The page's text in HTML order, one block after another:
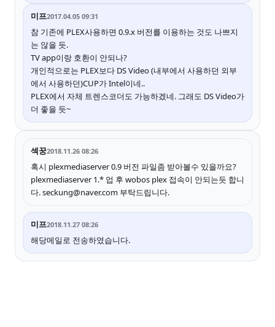
미프2017.04.05 09:31
참 기존에 PLEX사용하면 0.9.x 버전를 이용하는 것도 나쁘지
는 않을 듯.
TV app이랑 호환이 안되나?
개인적으로는 PLEX보다 DS Video (내부에서 사용하던 외부
에서 사용하던)CUP가 Intel이네..
PLEX에서 자체 트렌스코더도 가능하겠네. 그래도 DS Video가
더 좋을 듯~
섹꿍2018.11.26 08:26
혹시 plexmediaserver 0.9 버전 파일좀 받아볼수 있을까요?
plexmediaserver 1.* 업 후 wobos plex 접속이 안되는듯 합니
다. seckung@naver.com 부탁드립니다.
미프2018.11.27 08:26
해당메일로 전송하였습니다.